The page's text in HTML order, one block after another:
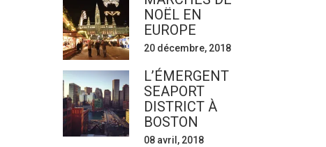
NOËL EN
EUROPE
20 décembre, 2018
L’ÉMERGENT
SEAPORT
DISTRICT À
BOSTON
08 avril, 2018